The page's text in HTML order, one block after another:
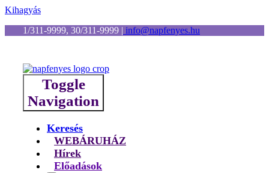
Kihagyás
1/311-9999, 30/311-9999 | info@napfenyes.hu
Toggle
Navigation
Keresés
WEBÁRUHÁZ
Hírek
Előadások